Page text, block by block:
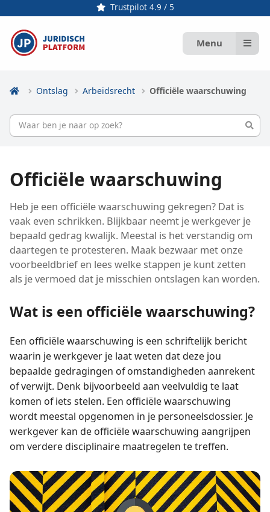
Trustpilot 4.9 / 5
Menu
Ontslag Arbeidsrecht Officiële waarschuwing
Officiële waarschuwing
Heb je een officiële waarschuwing gekregen? Dat is
vaak even schrikken. Blijkbaar neemt je werkgever je
bepaald gedrag kwalijk. Meestal is het verstandig om
daartegen te protesteren. Maak bezwaar met onze
voorbeeldbrief en lees welke stappen je kunt zetten
als je vermoed dat je misschien ontslagen kan worden.
Wat is een officiële waarschuwing?
Een officiële waarschuwing is een schriftelijk bericht
waarin je werkgever je laat weten dat deze jou
bepaalde gedragingen of omstandigheden aanrekent
of verwijt. Denk bijvoorbeeld aan veelvuldig te laat
komen of iets stelen. Een officiële waarschuwing
wordt meestal opgenomen in je personeelsdossier. Je
werkgever kan de officiële waarschuwing aangrijpen
om verdere disciplinaire maatregelen te treffen.